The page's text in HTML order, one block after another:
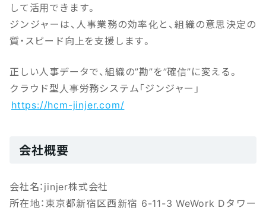
して活用できます。
ジンジャーは、人事業務の効率化と、組織の意思決定の
質・スピード向上を支援します。
正しい人事データで、組織の”勘”を”確信”に変える。
クラウド型人事労務システム「ジンジャー」
https://hcm-jinjer.com/
会社概要
会社名：jinjer株式会社
所在地：東京都新宿区西新宿 6-11-3 WeWork Dタワー